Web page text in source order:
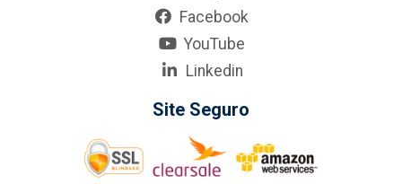
Facebook
YouTube
Linkedin
Site Seguro